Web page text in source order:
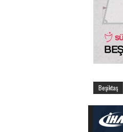
Beşiktaş